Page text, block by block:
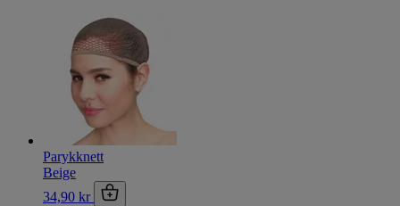
Parykknett
Beige
34,90 kr